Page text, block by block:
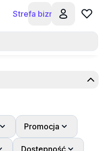
Strefa biznesu
Promocja
Dostępność